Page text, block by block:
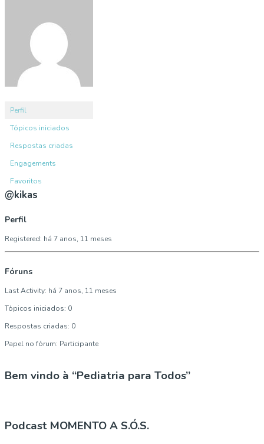
Perfil
Tópicos iniciados
Respostas criadas
Engagements
Favoritos
@kikas
Perfil
Registered: há 7 anos, 11 meses
Fóruns
Last Activity: há 7 anos, 11 meses
Tópicos iniciados: 0
Respostas criadas: 0
Papel no fórum: Participante
Bem vindo à “Pediatria para Todos”
Podcast MOMENTO A S.Ó.S.